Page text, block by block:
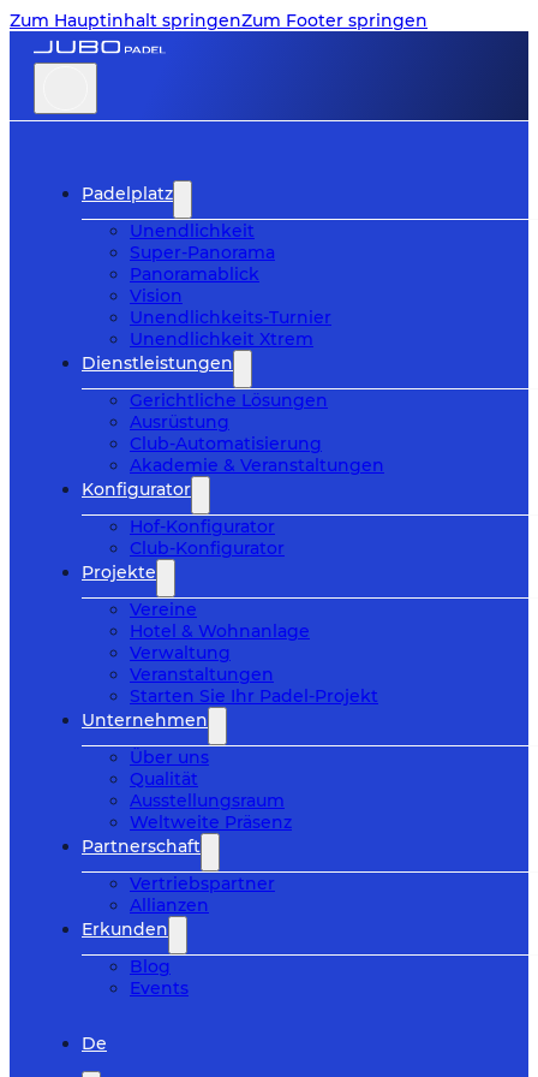
Zum Hauptinhalt springenZum Footer springen
Padelplatz
Unendlichkeit
Super-Panorama
Panoramablick
Vision
Unendlichkeits-Turnier
Unendlichkeit Xtrem
Dienstleistungen
Gerichtliche Lösungen
Ausrüstung
Club-Automatisierung
Akademie & Veranstaltungen
Konfigurator
Hof-Konfigurator
Club-Konfigurator
Projekte
Vereine
Hotel & Wohnanlage
Verwaltung
Veranstaltungen
Starten Sie Ihr Padel-Projekt
Unternehmen
Über uns
Qualität
Ausstellungsraum
Weltweite Präsenz
Partnerschaft
Vertriebspartner
Allianzen
Erkunden
Blog
Events
De